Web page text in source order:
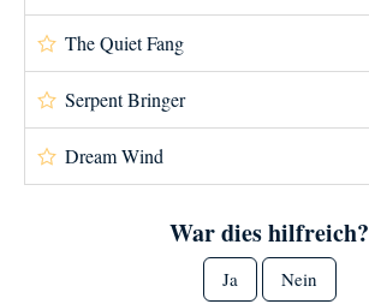
The Quiet Fang
Serpent Bringer
Dream Wind
War dies hilfreich?
Ja Nein